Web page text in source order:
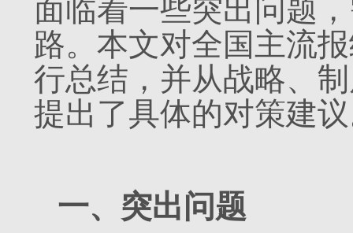
面临着一些突出问题
路。本文对全国主流
行总结，并从战略、
提出了具体的对策建
一、突出问题